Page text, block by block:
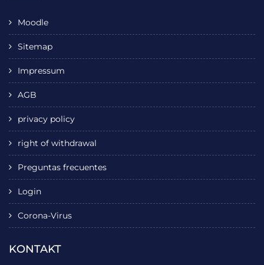
Moodle
Sitemap
Impressum
AGB
privacy policy
right of withdrawal
Preguntas frecuentes
Login
Corona-Virus
KONTAKT